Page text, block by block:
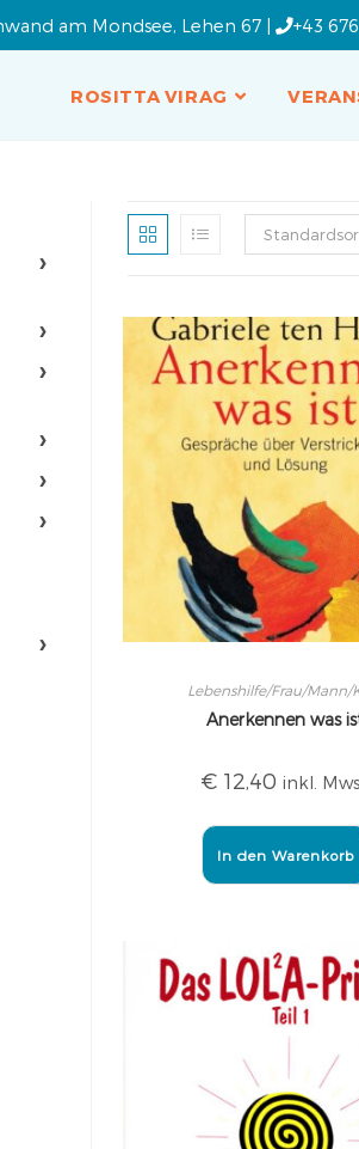
am Mondsee, Lehen 67 | +43
ROSITTA VIRAG
Lebenshilfe/Frau/Mann/
Anerkennen was
€ 12,40 inkl.
In den Warenkorb
›
›
›
›
›
›
›